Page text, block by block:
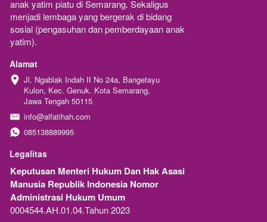
anak yatim piatu di Semarang. Sekaligus
menjadi lembaga yang bergerak di bidang
sosial (pengasuhan dan pemberdayaan anak
yatim).
Alamat
Jl. Ngablak Indah II No 24a, Bangetayu
Kulon, Kec. Genuk. Kota Semarang,
Jawa Tengah 50115
info@alfatihah.com
085138889995
Legalitas
Keputusan Menteri Hukum Dan Hak Asasi
Manusia Republik Indonesia Nomor
Administrasi Hukum Umum
0004544.AH.01.04.Tahun 2023